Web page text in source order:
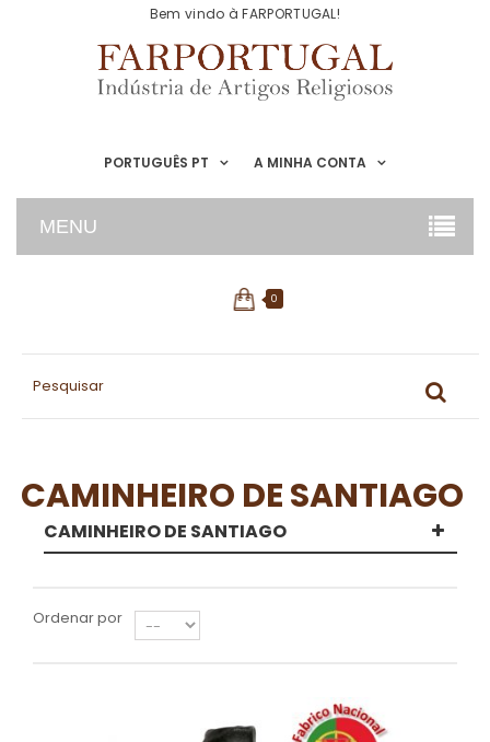
PORTUGUÊS PT
Bem vindo à FARPORTUGAL!
A MINHA CONTA
MENU
0
CAMINHEIRO DE SANTIAGO
CAMINHEIRO DE SANTIAGO
Ordenar por